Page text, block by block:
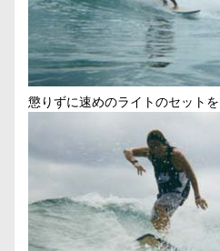
懲りずに速めのライトのセット